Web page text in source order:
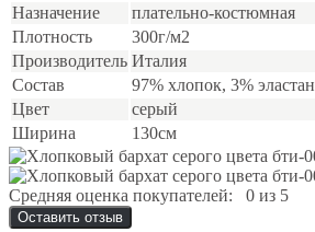
Назначение
плательно-костюмная
Плотность
300г/м2
Производитель Италия
Состав
97% хлопок, 3% эластан
Цвет
серый
Ширина
130см
Средняя оценка покупателей: 0 из 5
Оставить отзыв